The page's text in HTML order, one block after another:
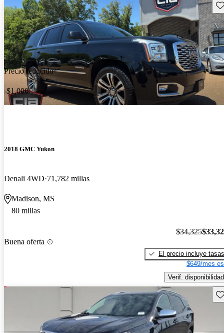
Precio reducido
-$1,000
2018 GMC Yukon
Denali 4WD 71,782 millas
Madison, MS
80 millas
Buena oferta
$34,325
El precio incluye tasas
$649/mes
Verif. disponibilidad